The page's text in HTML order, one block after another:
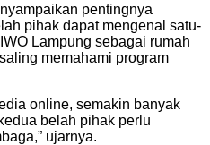
pentingnya
pihak dapat mengenal satu-
Lampung sebagai rumah
memahami program
online, semakin banyak
belah pihak perlu
ujarnya.